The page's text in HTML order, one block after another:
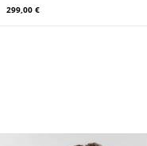
299,00 €